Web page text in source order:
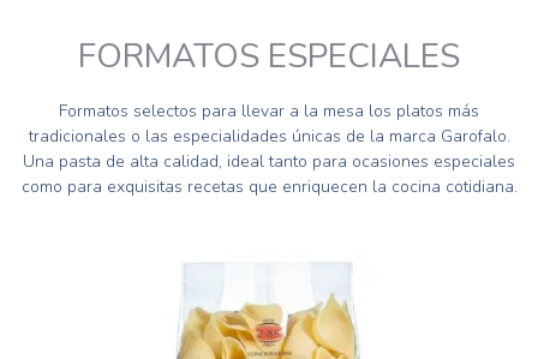
FORMATOS ESPECIALES
Formatos selectos para llevar a la mesa los platos más
tradicionales o las especialidades únicas de la marca Garofalo.
Una pasta de alta calidad, ideal tanto para ocasiones especiales
como para exquisitas recetas que enriquecen la cocina cotidiana.